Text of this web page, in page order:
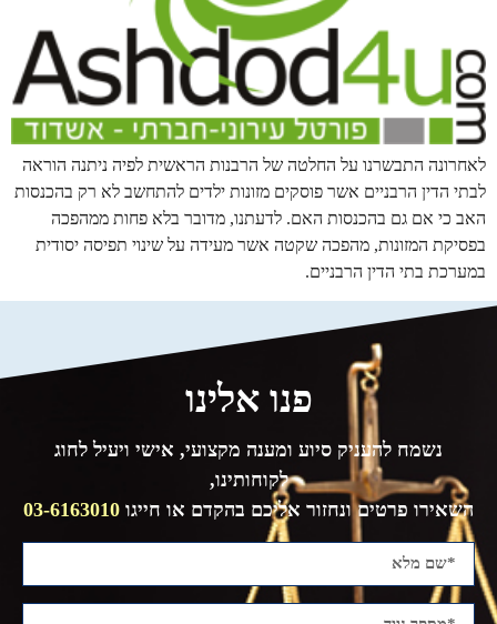
לאחרונה התבשרנו על החלטה של הרבנות הראשית לפיה ניתנה הוראה
לבתי הדין הרבניים אשר פוסקים מזונות ילדים להתחשב לא רק בהכנסות
האב כי אם גם בהכנסות האם. לדעתנו, מדובר בלא פחות ממהפכה
בפסיקת המזונות, מהפכה שקטה אשר מעידה על שינוי תפיסה יסודית
במערכת בתי הדין הרבניים.
פנו אלינו
נשמח להעניק סיוע ומענה מקצועי, אישי ויעיל לחוג
לקוחותינו,
השאירו פרטים ונחזור אליכם בהקדם או חייגו 03-6163010